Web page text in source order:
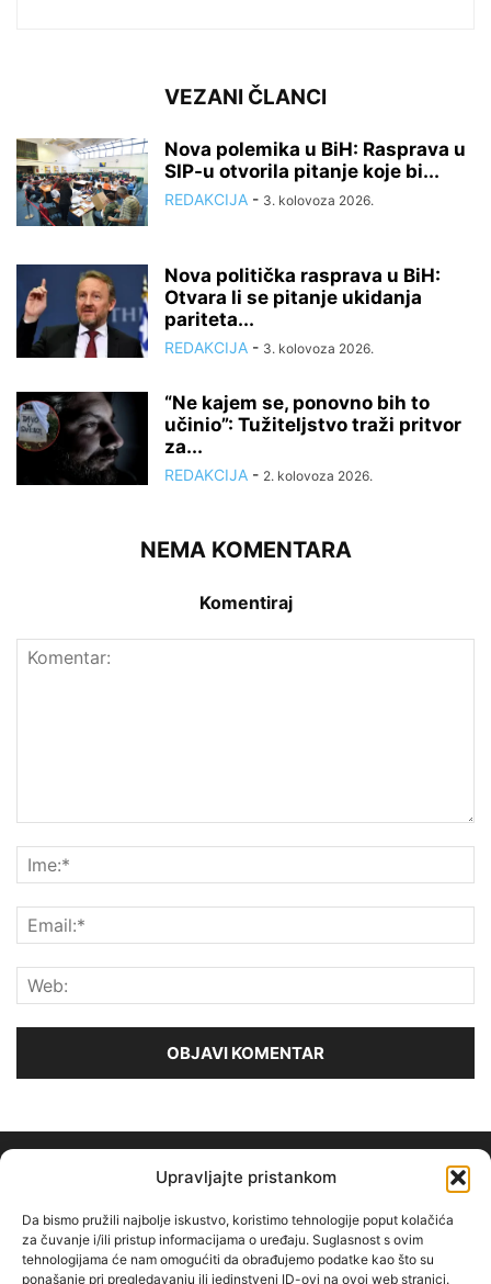
Upravljajte pristankom
Da bismo pružili najbolje iskustvo, koristimo tehnologije poput kolačića
za čuvanje i/ili pristup informacijama o uređaju. Suglasnost s ovim
tehnologijama će nam omogućiti da obrađujemo podatke kao što su
ponašanje pri pregledavanju ili jedinstveni ID-ovi na ovoj web stranici.
VEZANI ČLANCI
Nova polemika u BiH: Rasprava u
SIP-u otvorila pitanje koje bi...
REDAKCIJA - 3. kolovoza 2026.
Nova politička rasprava u BiH:
Otvara li se pitanje ukidanja
pariteta...
REDAKCIJA - 3. kolovoza 2026.
“Ne kajem se, ponovno bih to
učinio”: Tužiteljstvo traži pritvor
za...
REDAKCIJA - 2. kolovoza 2026.
NEMA KOMENTARA
Komentiraj
O NAMA